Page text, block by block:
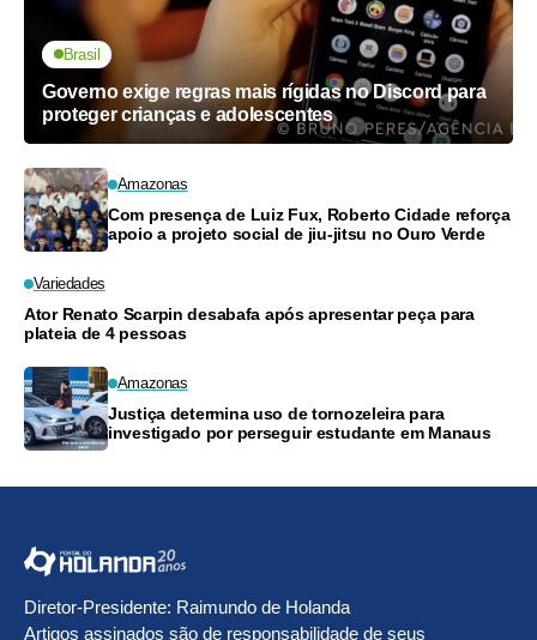
Brasil
Governo exige regras mais rígidas no Discord para
proteger crianças e adolescentes
Amazonas
Com presença de Luiz Fux, Roberto Cidade reforça
apoio a projeto social de jiu-jitsu no Ouro Verde
Variedades
Ator Renato Scarpin desabafa após apresentar peça para
plateia de 4 pessoas
Amazonas
Justiça determina uso de tornozeleira para
investigado por perseguir estudante em Manaus
Diretor-Presidente: Raimundo de Holanda
Artigos assinados são de responsabilidade de seus